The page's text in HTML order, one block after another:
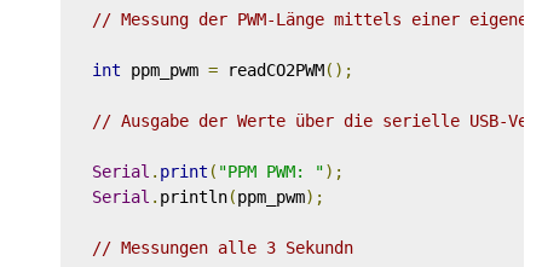
// Messung der PWM-Länge mittels einer
int ppm_pwm = readCO2PWM();
// Ausgabe der Werte über die serielle USB-
Serial . print ( "PPM PWM: ");
Serial . println(ppm_pwm);
// Messungen alle 3 Sekundn